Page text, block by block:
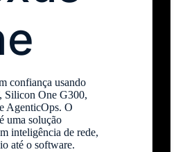
confiança usando
Silicon One G300,
AgenticOps. O
uma solução
inteligência de rede,
até o software.